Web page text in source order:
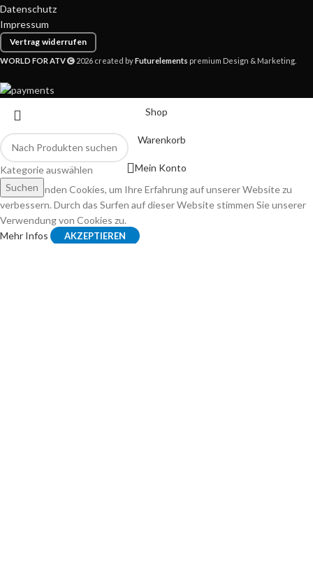
Datenschutz
Impressum
Vertrag widerrufen
WORLD FOR ATV 2026 created byFuturelements premium Design & Marketing.
Kategorie auswählen
Suchen
Shop
Warenkorb
Mein Konto
Wir verwenden Cookies, um Ihre Erfahrung auf unserer Website zu
verbessern. Durch das Surfen auf dieser Website stimmen Sie unserer
Verwendung von Cookies zu.
Mehr Infos
AKZEPTIEREN